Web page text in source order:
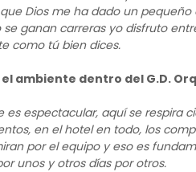
Dios me ha dado un
se ganan carreras yo disfruto
como tú bien dices.
el ambiente dentro del G.D.
es espectacular, aquí se respira
en el hotel en todo, los
por el equipo y eso es
unos y otros días por otros.